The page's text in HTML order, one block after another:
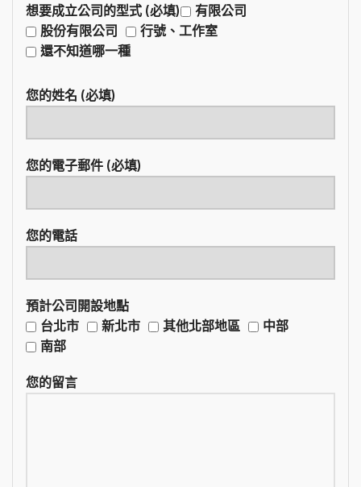
想要成立公司的型式 (必填)
有限公司
股份有限公司
行號、工作室
還不知道哪一種
您的姓名 (必填)
您的電子郵件 (必填)
您的電話
預計公司開設地點
台北市
新北市 其他北部地區
中部
南部
您的留言